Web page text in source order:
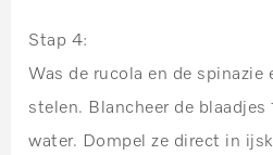
Stap 4:
Was de rucola en de spinazie
stelen. Blancheer de blaadjes
water. Dompel ze direct in